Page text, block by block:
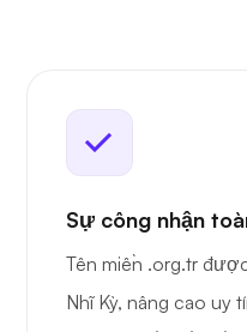
Sự công nhận
Tên miền .org.tr
Nhĩ Kỳ, nâng cao uy